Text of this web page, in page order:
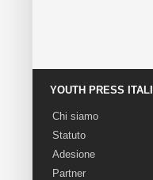
YOUTH PRESS
Chi siamo
Statuto
Adesione
Partner